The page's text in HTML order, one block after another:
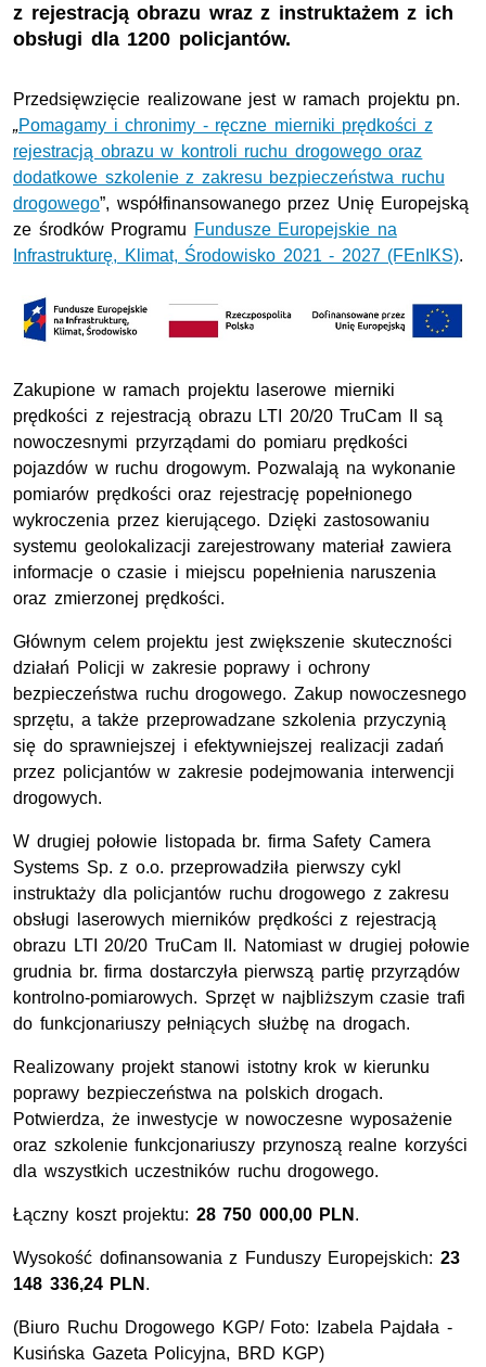
z rejestracją obrazu wraz z instruktażem z ich
obsługi dla 1200 policjantów.
Przedsięwzięcie realizowane jest w ramach projektu pn.
„Pomagamy i chronimy - ręczne mierniki prędkości z
rejestracją obrazu w kontroli ruchu drogowego oraz
dodatkowe szkolenie z zakresu bezpieczeństwa ruchu
drogowego”, współfinansowanego przez Unię Europejską
ze środków Programu Fundusze Europejskie na
Infrastrukturę, Klimat, Środowisko 2021 - 2027 (FEnIKS).
Zakupione w ramach projektu laserowe mierniki
prędkości z rejestracją obrazu LTI 20/20 TruCam II są
nowoczesnymi przyrządami do pomiaru prędkości
pojazdów w ruchu drogowym. Pozwalają na wykonanie
pomiarów prędkości oraz rejestrację popełnionego
wykroczenia przez kierującego. Dzięki zastosowaniu
systemu geolokalizacji zarejestrowany materiał zawiera
informacje o czasie i miejscu popełnienia naruszenia
oraz zmierzonej prędkości.
Głównym celem projektu jest zwiększenie skuteczności
działań Policji w zakresie poprawy i ochrony
bezpieczeństwa ruchu drogowego. Zakup nowoczesnego
sprzętu, a także przeprowadzane szkolenia przyczynią
się do sprawniejszej i efektywniejszej realizacji zadań
przez policjantów w zakresie podejmowania interwencji
drogowych.
W drugiej połowie listopada br. firma Safety Camera
Systems Sp. z o.o. przeprowadziła pierwszy cykl
instruktaży dla policjantów ruchu drogowego z zakresu
obsługi laserowych mierników prędkości z rejestracją
obrazu LTI 20/20 TruCam II. Natomiast w drugiej połowie
grudnia br. firma dostarczyła pierwszą partię przyrządów
kontrolno-pomiarowych. Sprzęt w najbliższym czasie trafi
do funkcjonariuszy pełniących służbę na drogach.
Realizowany projekt stanowi istotny krok w kierunku
poprawy bezpieczeństwa na polskich drogach.
Potwierdza, że inwestycje w nowoczesne wyposażenie
oraz szkolenie funkcjonariuszy przynoszą realne korzyści
dla wszystkich uczestników ruchu drogowego.
Łączny koszt projektu: 28 750 000,00 PLN .
Wysokość dofinansowania z Funduszy Europejskich: 23
148 336,24 PLN .
(Biuro Ruchu Drogowego KGP/ Foto: Izabela Pajdała -
Kusińska Gazeta Policyjna, BRD KGP)